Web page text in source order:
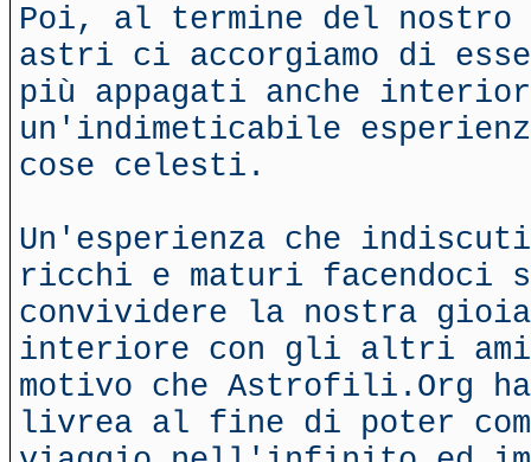
Poi, al termine del nostro
astri ci accorgiamo di
più appagati anche
un'indimeticabile
cose celesti.
Un'esperienza che
ricchi e maturi facendoci
convividere la nostra
interiore con gli altri
motivo che Astrofili.Org
livrea al fine di poter